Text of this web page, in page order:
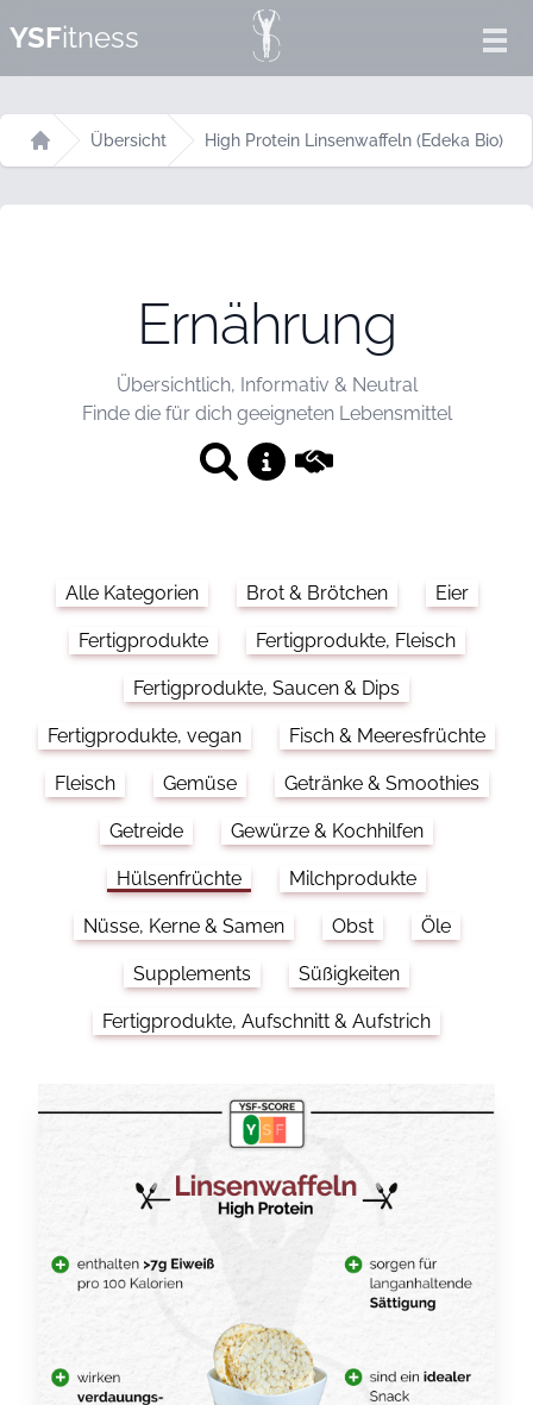
YSFitness
Startseite
Übersicht High Protein Linsenwaffeln (Edeka Bio)
Ernährung
Übersichtlich, Informativ & Neutral
Finde die für dich geeigneten Lebensmittel
Alle Kategorien Brot & Brötchen Eier
Fertigprodukte Fertigprodukte, Fleisch
Fertigprodukte, Saucen & Dips
Fertigprodukte, vegan Fisch & Meeresfrüchte
Fleisch Gemüse Getränke & Smoothies
Getreide Gewürze & Kochhilfen
Hülsenfrüchte Milchprodukte
Nüsse, Kerne & Samen Obst Öle
Supplements Süßigkeiten
Fertigprodukte, Aufschnitt & Aufstrich